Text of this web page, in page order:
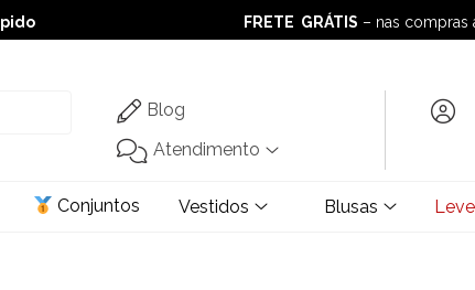
60% OFF
FRETE GRÁTIS – nas compras
FRETE GRÁTIS– nas compras
Blog
Atendimento
Conjuntos Vestidos Blusas